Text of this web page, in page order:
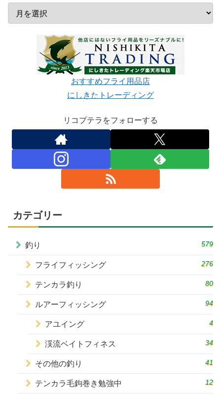
おすすめフライ用品店
にしきたトレーディング
リコプテラをフォローする
カテゴリー
釣り 579
フライフィッシング 276
テンカラ釣り 80
ルアーフィッシング 94
アユイング 4
渓流ベイトフィネス 34
その他の釣り 41
テンカラ毛鉤巻き勉強中 12